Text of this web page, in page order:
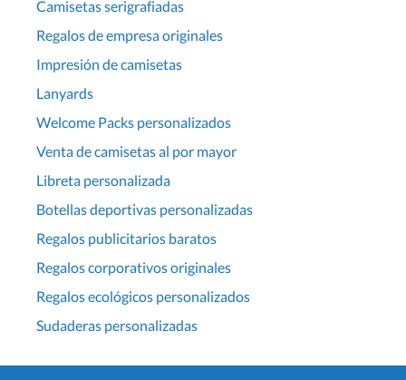
Camisetas serigrafiadas
Regalos de empresa originales
Impresión de camisetas
Lanyards
Welcome Packs personalizados
Venta de camisetas al por mayor
Libreta personalizada
Botellas deportivas personalizadas
Regalos publicitarios baratos
Regalos corporativos originales
Regalos ecológicos personalizados
Sudaderas personalizadas